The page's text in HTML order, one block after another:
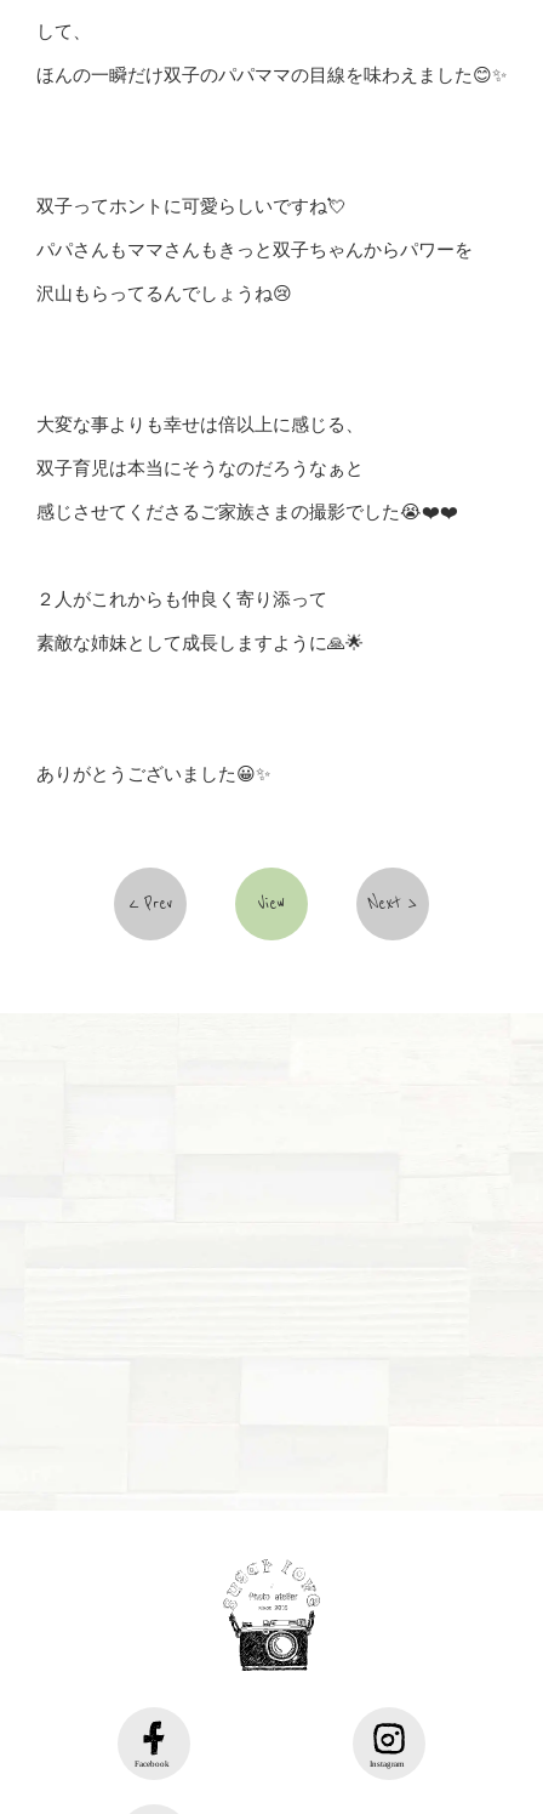
して、
ほんの一瞬だけ双子のパパママの目線を味わえました😊✨
双子ってホントに可愛らしいですね💘
パパさんもママさんもきっと双子ちゃんからパワーを
沢山もらってるんでしょうね😢
大変な事よりも幸せは倍以上に感じる、
双子育児は本当にそうなのだろうなぁと
感じさせてくださるご家族さまの撮影でした😭❤️❤️
２人がこれからも仲良く寄り添って
素敵な姉妹として成長しますように🙏🌟
ありがとうございました😀✨
Prev View Next